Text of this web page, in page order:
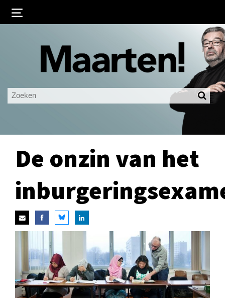
Ingelogd blijven
LOGIN
De onzin van het